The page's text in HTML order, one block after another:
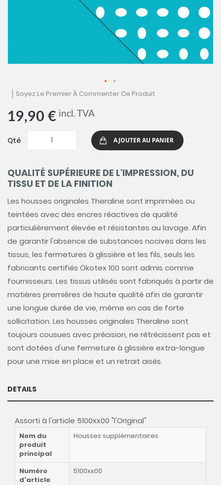
Soyez Le Premier À Commenter Ce Produit
19,90 € incl. TVA
Qté AJOUTER AU PANIER
QUALITÉ SUPÉRIEURE DE L'IMPRESSION, DU
TISSU ET DE LA FINITION
Les housses originales Theraline sont imprimées ou
teintées avec des encres réactives de qualité
particulièrement élevée et résistantes au lavage. Afin
de garantir l'absence de substances nocives dans les
tissus, les fermetures à glissière et les fils, seuls les
fabricants certifiés Ökotex 100 sont admis comme
fournisseurs. Les tissus utilisés sont fabriqués à partir de
matières premières de haute qualité afin de garantir
une longue durée de vie, même en cas de forte
sollicitation. Les housses originales Theraline sont
toujours cousues avec précision, ne rétrécissent pas et
sont dotées d'une fermeture à glissière extra-longue
pour une mise en place et un retrait aisés.
Skip
to
the
beginning
images
DETAILS
Assorti à l'article 5100xx00 "l'Original"
Nom du
produit
principal
Housses supplémentaires
Numéro
d'article
5100xx00